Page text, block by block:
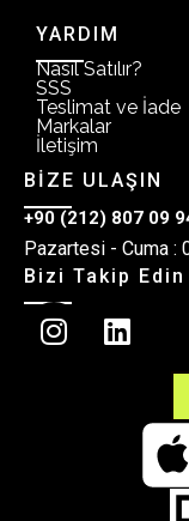
YARDIM
Nasıl Satılır?
SSS
Teslimat ve İade
Markalar
İletişim
BİZE ULAŞIN
+90 (212) 807 09
Pazartesi - Cuma :
Bizi Takip Edin